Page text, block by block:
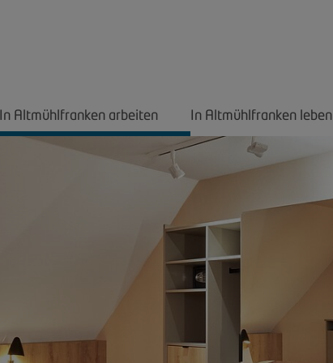
Altmühlfranken arbeiten In Altmühlfranken leben